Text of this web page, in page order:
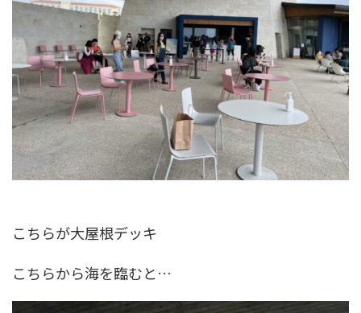
こちらが大屋根デッキ
こちらから海を臨むと…